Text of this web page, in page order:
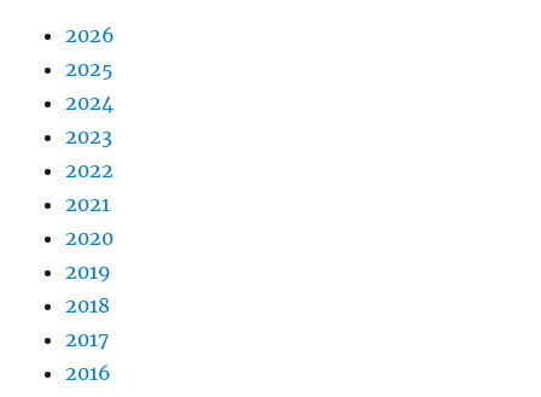
2026
2025
2024
2023
2022
2021
2020
2019
2018
2017
2016